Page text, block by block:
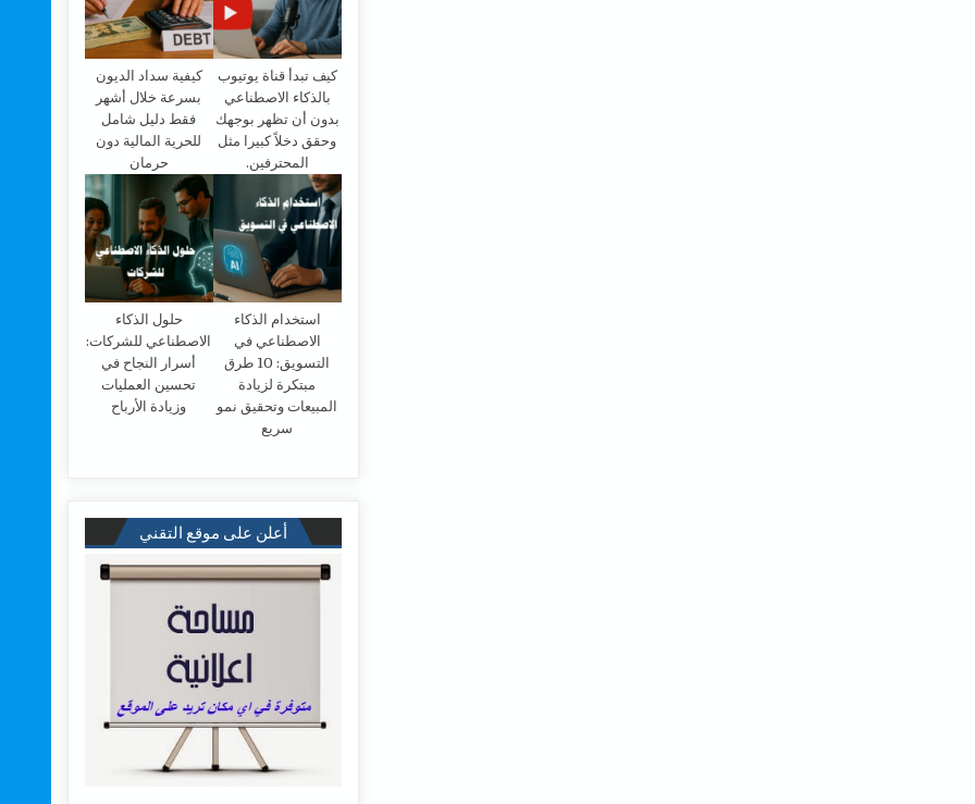
كيف تبدأ قناة يوتيوب
بالذكاء الاصطناعي
بدون أن تظهر بوجهك
وحقق دخلاً كبيرا مثل
المحترفين.
كيفية سداد الديون
بسرعة خلال أشهر
فقط دليل شامل
للحرية المالية دون
حرمان
استخدام الذكاء
الاصطناعي في
التسويق: 10 طرق
مبتكرة لزيادة
المبيعات وتحقيق نمو
سريع
حلول الذكاء
الاصطناعي للشركات:
أسرار النجاح في
تحسين العمليات
وزيادة الأرباح
أعلن على موقع التقني